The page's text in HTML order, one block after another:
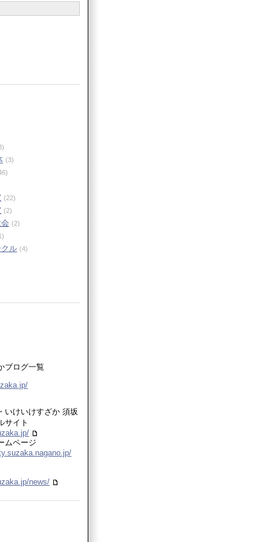
(3)
(22)
(2)
(2)
ル (4)
ブログ一覧
いけいけすざか 須坂
サイト
ムページ
news/